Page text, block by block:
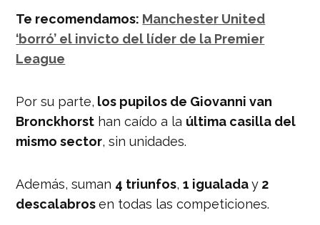
Te recomendamos: Manchester United
‘borró’ el invicto del líder de la Premier
League
Por su parte, los pupilos de Giovanni van
Bronckhorst han caído a la última casilla del
mismo sector, sin unidades.
Además, suman 4 triunfos,1 igualaday 2
descalabrosen todas las competiciones.